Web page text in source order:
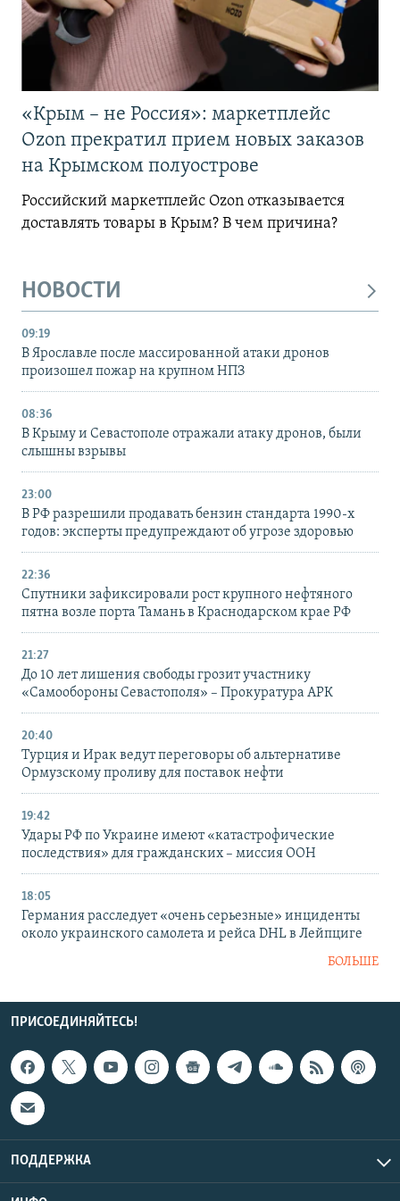
«Крым – не Россия»: маркетплейс
Ozon прекратил прием новых заказов
на Крымском полуострове
Российский маркетплейс Ozon отказывается
доставлять товары в Крым? В чем причина?
НОВОСТИ
09:19
В Ярославле после массированной атаки дронов
произошел пожар на крупном НПЗ
08:36
В Крыму и Севастополе отражали атаку дронов, были
слышны взрывы
23:00
В РФ разрешили продавать бензин стандарта 1990-х
годов: эксперты предупреждают об угрозе здоровью
22:36
Спутники зафиксировали рост крупного нефтяного
пятна возле порта Тамань в Краснодарском крае РФ
21:27
До 10 лет лишения свободы грозит участнику
«Самообороны Севастополя» – Прокуратура АРК
20:40
Турция и Ирак ведут переговоры об альтернативе
Ормузскому проливу для поставок нефти
19:42
Удары РФ по Украине имеют «катастрофические
последствия» для гражданских – миссия ООН
18:05
Германия расследует «очень серьезные» инциденты
около украинского самолета и рейса DHL в Лейпциге
БОЛЬШЕ
ПРИСОЕДИНЯЙТЕСЬ!
ПОДДЕРЖКА